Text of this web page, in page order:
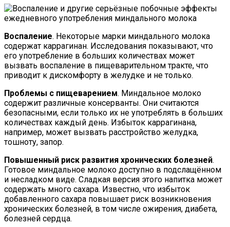
Воспаление. Некоторые марки миндального молока
содержат каррагинан. Исследования показывают, что
его употребление в больших количествах может
вызвать воспаление в пищеварительном тракте, что
приводит к дискомфорту в желудке и не только.
Проблемы с пищеварением. Миндальное молоко
содержит различные консерванты. Они считаются
безопасными, если только их не употреблять в больших
количествах каждый день. Избыток каррагинана,
например, может вызвать расстройство желудка,
тошноту, запор.
Повышенный риск развития хронических болезней.
Готовое миндальное молоко доступно в подслащённом
и несладком виде. Сладкая версия этого напитка может
содержать много сахара. Известно, что избыток
добавленного сахара повышает риск возникновения
хронических болезней, в том числе ожирения, диабета,
болезней сердца.